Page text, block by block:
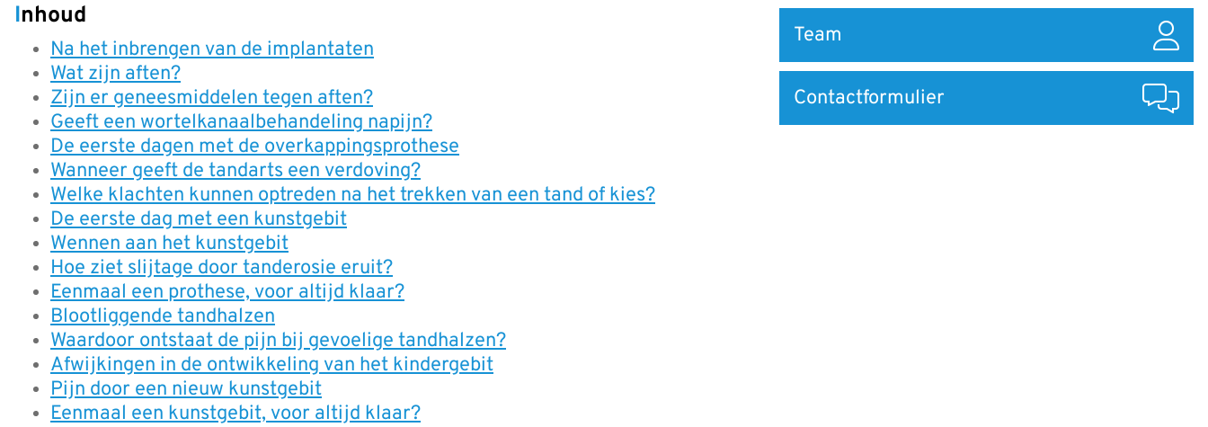
Inhoud
Na het inbrengen van de implantaten
Wat zijn aften?
Zijn er geneesmiddelen tegen aften?
Geeft een wortelkanaalbehandeling napijn?
De eerste dagen met de overkappingsprothese
Wanneer geeft de tandarts een verdoving?
Welke klachten kunnen optreden na het trekken van een tand of kies?
De eerste dag met een kunstgebit
Wennen aan het kunstgebit
Hoe ziet slijtage door tanderosie eruit?
Eenmaal een prothese, voor altijd klaar?
Blootliggende tandhalzen
Waardoor ontstaat de pijn bij gevoelige tandhalzen?
Afwijkingen in de ontwikkeling van het kindergebit
Pijn door een nieuw kunstgebit
Eenmaal een kunstgebit, voor altijd klaar?
Team
Contactformulier